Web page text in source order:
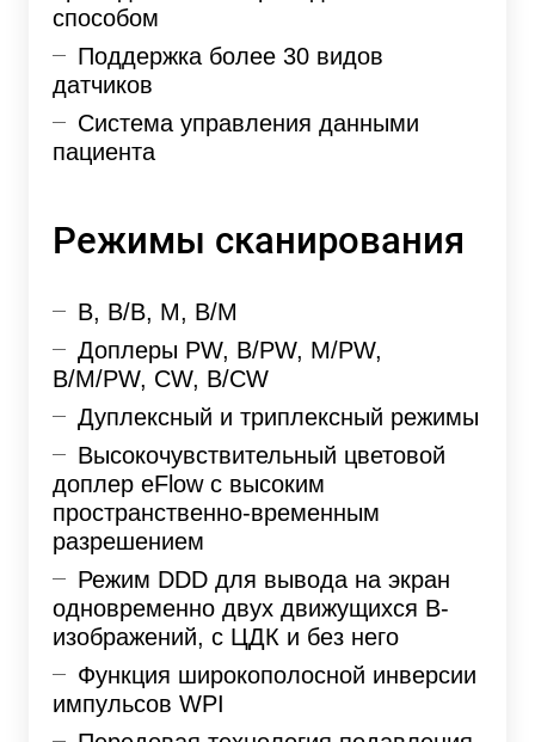
способом
Поддержка более 30 видов
датчиков
Система управления данными
пациента
Режимы сканирования
B, B/B, M, B/M
Доплеры PW, B/PW, M/PW,
B/M/PW, CW, B/CW
Дуплексный и триплексный режимы
Высокочувствительный цветовой
доплер eFlow с высоким
пространственно-временным
разрешением
Режим DDD для вывода на экран
одновременно двух движущихся В-
изображений, с ЦДК и без него
Функция широкополосной инверсии
импульсов WPI